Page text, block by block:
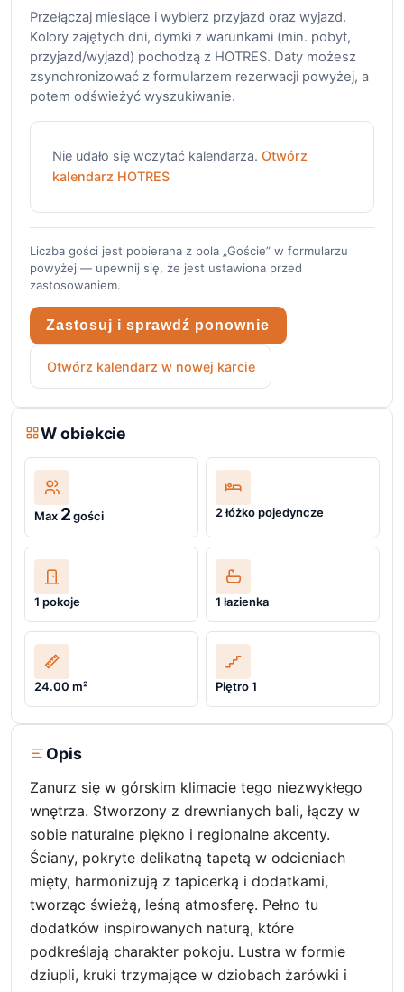
Przełączaj miesiące i wybierz przyjazd oraz wyjazd.
Kolory zajętych dni, dymki z warunkami (min. pobyt,
przyjazd/wyjazd) pochodzą z HOTRES. Daty możesz
zsynchronizować z formularzem rezerwacji powyżej, a
potem odświeżyć wyszukiwanie.
Nie udało się wczytać kalendarza. Otwórz
kalendarz HOTRES
Liczba gości jest pobierana z pola „Goście” w formularzu
powyżej — upewnij się, że jest ustawiona przed
zastosowaniem.
Zastosuj i sprawdź ponownie
Otwórz kalendarz w nowej karcie
W obiekcie
Max 2gości 2 łóżko pojedyncze
1 pokoje 1 łazienka
24.00 m² Piętro 1
Opis
Zanurz się w górskim klimacie tego niezwykłego
wnętrza. Stworzony z drewnianych bali, łączy w
sobie naturalne piękno i regionalne akcenty.
Ściany, pokryte delikatną tapetą w odcieniach
mięty, harmonizują z tapicerką i dodatkami,
tworząc świeżą, leśną atmosferę. Pełno tu
dodatków inspirowanych naturą, które
podkreślają charakter pokoju. Lustra w formie
dziupli, kruki trzymające w dziobach żarówki i